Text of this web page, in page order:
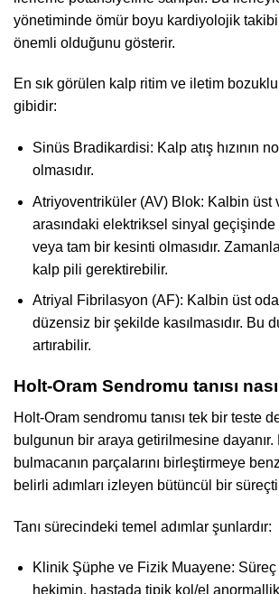
yönetiminde ömür boyu kardiyolojik
önemli olduğunu gösterir.
En sık görülen kalp ritim ve iletim
gibidir:
Sinüs Bradikardisi: Kalp atış hızının
olmasıdır.
Atriyoventriküler (AV) Blok: Kalbin üst
arasındaki elektriksel sinyal
veya tam bir kesinti olmasıdır.
kalp pili gerektirebilir.
Atriyal Fibrilasyon (AF): Kalbin üst
düzensiz bir şekilde kasılmasıdır. Bu
artırabilir.
Holt-Oram Sendromu tanısı
Holt-Oram sendromu tanısı tek bir teste
bulgunun bir araya getirilmesine dayanır.
bulmacanın parçalarını birleştirmeye
belirli adımları izleyen bütüncül bir
Tanı sürecindeki temel adımlar şunlardır:
Klinik Şüphe ve Fizik Muayene:
hekimin, hastada tipik kol/el